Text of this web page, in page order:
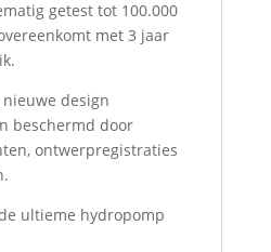
getest tot 100.000
met 3 jaar
design
beschermd door
ontwerpregistraties
ultieme hydropomp